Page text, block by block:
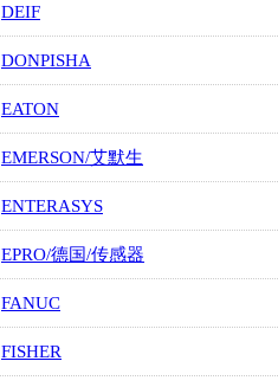
DEIF
DONPISHA
EATON
EMERSON/艾默生
ENTERASYS
EPRO/德国/传感器
FANUC
FISHER